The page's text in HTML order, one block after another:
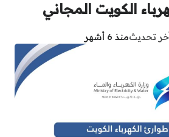
الكويت المجاني
تحديثمنذ 6 أشهر